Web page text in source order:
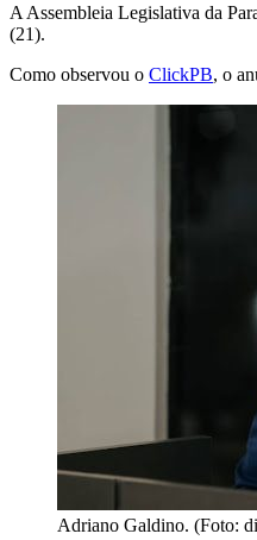
A Assembleia Legislativa da
(21).
Como observou o ClickPB, o
Adriano Galdino. (Foto: